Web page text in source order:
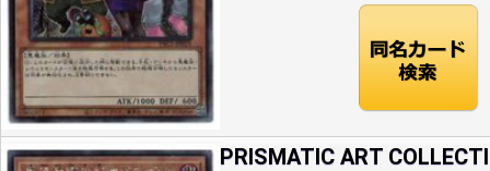
PRISMATIC ART